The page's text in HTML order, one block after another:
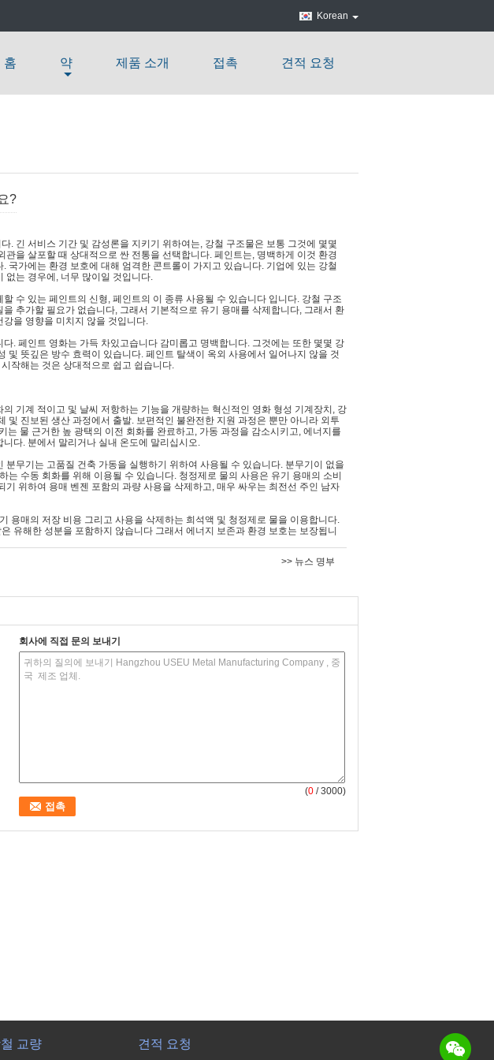
Korean
홈 약 제품 소개 접촉 견적 요청
?
. 긴 서비스 기간 및 감성론을 지키기 위하여는, 강철 구조물은 보통 그것에 몇몇
을 살포할 때 상대적으로 싼 전통을 선택합니다. 페인트는, 명백하게 이것 환경
국가에는 환경 보호에 대해 엄격한 콘트롤이 가지고 있습니다. 기업에 있는 강철
없는 경우에, 너무 많이일 것입니다.
수 있는 페인트의 신형, 페인트의 이 종류 사용될 수 있습니다 입니다. 강철 구조
추가할 필요가 없습니다, 그래서 기본적으로 유기 용매를 삭제합니다, 그래서 환
을 영향을 미치지 않을 것입니다.
. 페인트 영화는 가득 차있고습니다 감미롭고 명백합니다. 그것에는 또한 몇몇 강
및 뜻깊은 방수 효력이 있습니다. 페인트 탈색이 옥외 사용에서 일어나지 않을 것
작해는 것은 상대적으로 쉽고 쉽습니다.
기계 적이고 및 날씨 저항하는 기능을 개량하는 혁신적인 영화 형성 기계장치, 강
및 진보된 생산 과정에서 출발. 보편적인 불완전한 지원 과정은 뿐만 아니라 외투
물 근거한 높 광택의 이전 회화를 완료하고, 가동 과정을 감소시키고, 에너지를
다. 분에서 말리거나 실내 온도에 말리십시오.
무기는 고품질 건축 가동을 실행하기 위하여 사용될 수 있습니다. 분무기이 없을
는 수동 회화를 위해 이용될 수 있습니다. 청정제로 물의 사용은 유기 용매의 소비
위하여 용매 벤젠 포함의 과량 사용을 삭제하고, 매우 싸우는 최전선 주인 남자
용매의 저장 비용 그리고 사용을 삭제하는 희석액 및 청정제로 물을 이용합니다.
유해한 성분을 포함하지 않습니다 그래서 에너지 보존과 환경 보호는 보장됩니
>> 뉴스 명부
회사에 직접 문의 보내기
(0 / 3000)
교량 견적 요청